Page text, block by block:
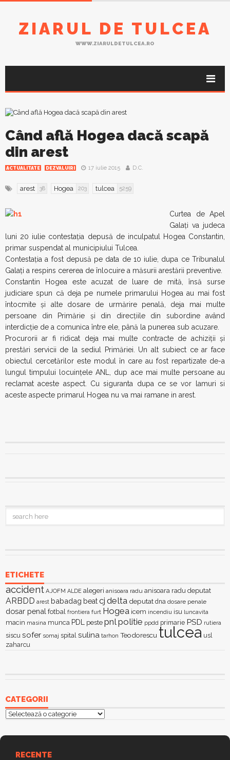
ZIARUL DE TULCEA
WWW.ZIARULDETULCEA.RO
Când află Hogea dacă scapă
din arest
ACTUALITATE DEZVALUIRI 17 iulie 2015 D.C.
arest 38 Hogea 203 tulcea 5259
Curtea de Apel
Galaţi va judeca
luni 20 iulie contestaţia depusă de inculpatul Hogea Constantin,
primar suspendat al municipiului Tulcea.
Contestaţia a fost depusă pe data de 10 iulie, dupa ce Tribunalul
Galaţi a respins cererea de înlocuire a măsurii arestării preventive.
Constantin Hogea este acuzat de luare de mită, însă surse
judiciare spun că deja pe numele primarului Hogea au mai fost
întocmite şi alte dosare de urmărire penală, deja mai multe
persoane din Primărie şi din direcţiile din subordine având
interdicţie de a comunica între ele, până la punerea sub acuzare.
Procurorii ar fi ridicat deja mai multe contracte de achiziţii şi
prestări servicii de la sediul Primăriei. Un alt subiect ce ar face
obiectul cercetărilor este modul în care au fost repartizate de-a
lungul timpului locuinţele ANL, dup ace mai multe persoane au
reclamat aceste aspect. Cu siguranta dupa ce se vor lamuri si
aceste aspecte primarul Hogea nu va mai ramane in arest.
ETICHETE
accident AJOFM ALDE alegeri anisoara radu anisoara radu deputat
ARBDD arest babadag beatcj delta deputat dna dosare penale
dosar penal fotbal frontiera furt Hogea icem incendiu isu luncavita
macin masina munca PDL peste pnlpolitie ppdd primarie PSD rutiera
siscu sofer somaj spital sulina tarhon Teodorescu tulcea usl
zaharcu
CATEGORII
Categorii
RECENTE